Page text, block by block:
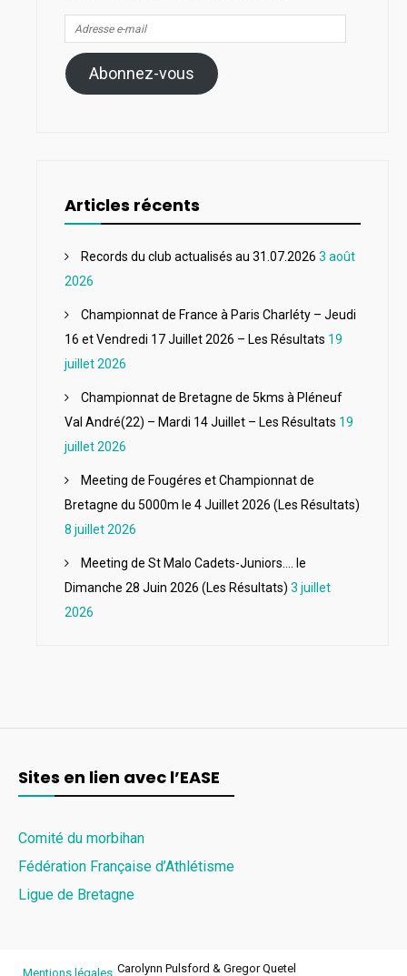
Adresse
e-
mail
Abonnez-vous
Articles récents
Records du club actualisés au 31.07.2026 3 août
2026
Championnat de France à Paris Charléty – Jeudi
16 et Vendredi 17 Juillet 2026 – Les Résultats 19
juillet 2026
Championnat de Bretagne de 5kms à Pléneuf
Val André(22) – Mardi 14 Juillet – Les Résultats 19
juillet 2026
Meeting de Fougéres et Championnat de
Bretagne du 5000m le 4 Juillet 2026 (Les Résultats)
8 juillet 2026
Meeting de St Malo Cadets-Juniors…. le
Dimanche 28 Juin 2026 (Les Résultats) 3 juillet
2026
Sites en lien avec l’EASE
Comité du morbihan
Fédération Française d’Athlétisme
Ligue de Bretagne
Mentions légales Carolynn Pulsford & Gregor Quetel